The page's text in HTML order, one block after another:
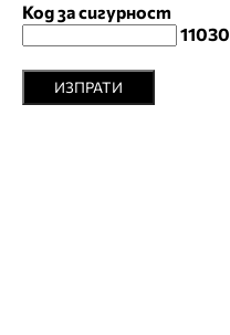
Код за сигурност
11030
ИЗПРАТИ